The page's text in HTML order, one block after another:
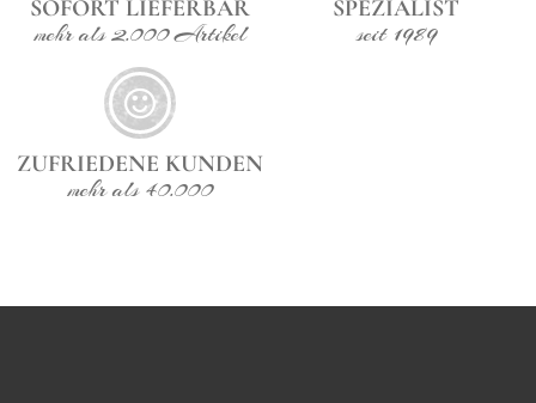
SOFORT LIEFERBAR
mehr als 2.000 Artikel
SPEZIALIST
seit 1989
ZUFRIEDENE KUNDEN
mehr als 40.000